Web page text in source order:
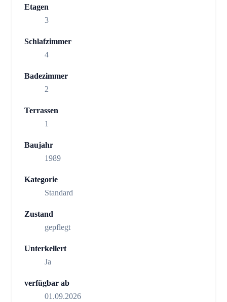
Etagen
3
Schlafzimmer
4
Badezimmer
2
Terrassen
1
Baujahr
1989
Kategorie
Standard
Zustand
gepflegt
Unterkellert
Ja
verfügbar ab
01.09.2026